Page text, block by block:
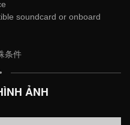
soundcard or onboard
条件
ẢNH